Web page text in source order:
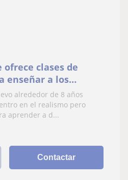
clases de
enseñar a los
desde cero o con
alrededor de 8 años
en el realismo pero
aprender a d...
Contactar